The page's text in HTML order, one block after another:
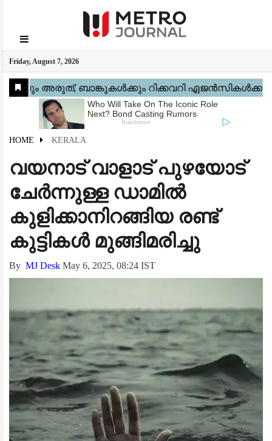
Friday, August 7, 2026
GO
Home
Kerala
National
Gulf
World
Sports
Movies
Health
Automobile
Travel
Education
Novel
Business
Technology
Webstory
HOME KERALA
വയനാട് വാളാട് പുഴയോട്
ചേർന്നുള്ള ഡാമിൽ
കുളിക്കാനിറങ്ങിയ രണ്ട്
കുട്ടികൾ മുങ്ങിമരിച്ചു
By MJ Desk May 6, 2025, 08:24 IST